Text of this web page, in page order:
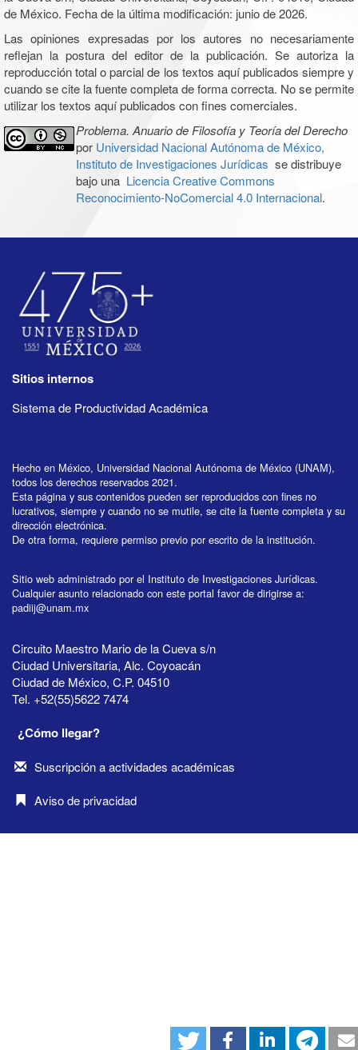
de México. Fecha de la última modificación: junio de 2026.
Las opiniones expresadas por los autores no necesariamente
reflejan la postura del editor de la publicación. Se autoriza la
reproducción total o parcial de los textos aquí publicados siempre y
cuando se cite la fuente completa de forma correcta. No se permite
utilizar los textos aquí publicados con fines comerciales.
Problema. Anuario de Filosofía y Teoría del Derecho
por Universidad Nacional Autónoma de México,
Instituto de Investigaciones Jurídicas se distribuye
bajo una Licencia Creative Commons
Reconocimiento-NoComercial 4.0 Internacional.
Sitios internos
Sistema de Productividad Académica
Hecho en México, Universidad Nacional Autónoma de México (UNAM),
todos los derechos reservados 2021.
Esta página y sus contenidos pueden ser reproducidos con fines no
lucrativos, siempre y cuando no se mutile, se cite la fuente completa y su
dirección electrónica.
De otra forma, requiere permiso previo por escrito de la institución.
Sitio web administrado por el Instituto de Investigaciones Jurídicas.
Cualquier asunto relacionado con este portal favor de dirigirse a:
padiij@unam.mx
Circuito Maestro Mario de la Cueva s/n
Ciudad Universitaria, Alc. Coyoacán
Ciudad de México, C.P. 04510
Tel. +52(55)5622 7474
¿Cómo llegar?
Suscripción a actividades académicas
Aviso de privacidad